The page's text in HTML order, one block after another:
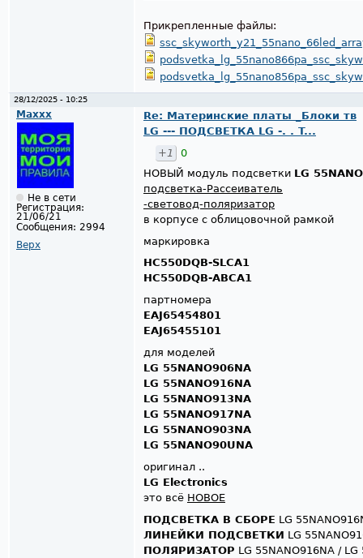
Прикрепленные файлы:
28/12/2025 - 10:25
Maxxx
Не в сети
Регистрация:
21/06/21
Сообщения: 2994
Верх
Re: Материнские платы _Блоки тв
LG --- ПОДСВЕТКА LG -. . T...
+1
0
НОВЫЙ модуль подсветки LG
подсветка-Рассеиватель
-световод-поляризатор
в корпусе с облицовочной рамкой
маркировка
HC550DQB-SLCA1
HC550DQB-ABCA1
партномера
EAJ65454801
EAJ65455101
для моделей
LG 55NANO906NA
LG 55NANO916NA
LG 55NANO913NA
LG 55NANO917NA
LG 55NANO903NA
LG 55NANO90UNA
оригинал ..
LG Electronics
это всё НОВОЕ
ПОДСВЕТКА В СБОРЕ LG
ЛИНЕЙКИ ПОДСВЕТКИ LG
ПОЛЯРИЗАТОР LG 55NANO916NA /